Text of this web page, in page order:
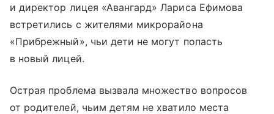
и директор лицея «Авангард» Лариса Ефимова
встретились с жителями микрорайона
«Прибрежный», чьи дети не могут попасть
в новый лицей.
Острая проблема вызвала множество вопросов
от родителей, чьим детям не хватило места